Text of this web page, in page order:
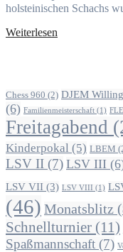
holsteinischen Schachs
Weiterlesen
Chess 960 (2) DJEM
(6) Familienmeisterschaft (1)
Freitagabend
Kinderpokal (5) LBEM
LSV II (7) LSV III
LSV VII (3) LSV VIII (1)
(46) Monatsblitz
Schnellturnier (11)
Spaßmannschaft (7)